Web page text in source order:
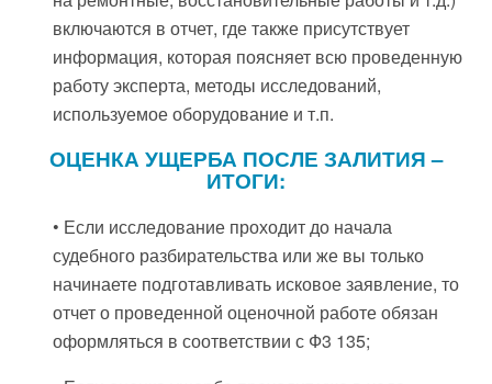
включаются в отчет, где также присутствует
информация, которая поясняет всю проведенную
работу эксперта, методы исследований,
используемое оборудование и т.п.
ОЦЕНКА УЩЕРБА ПОСЛЕ ЗАЛИТИЯ –
ИТОГИ:
• Если исследование проходит до начала
судебного разбирательства или же вы только
начинаете подготавливать исковое заявление, то
отчет о проведенной оценочной работе обязан
оформляться в соответствии с Ф3 135;